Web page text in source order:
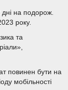
дні на подорож.
року.
та
повинен бути на
мобільності